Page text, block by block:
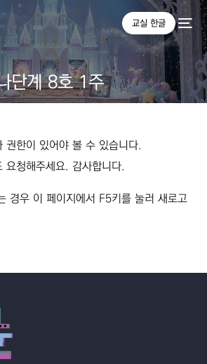
교실 한글
단계 8호 1주
권한이 있어야 볼 수 있습니다.
요청해주세요. 감사합니다.
경우 이 페이지에서 F5키를 눌러 새로고